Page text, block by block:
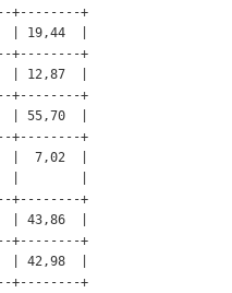
+--------+
| 19,44  |
+--------+
| 12,87  |
+--------+
| 55,70  |
+--------+
|  7,02  |
|        |
+--------+
| 43,86  |
+--------+
| 42,98  |
+--------+